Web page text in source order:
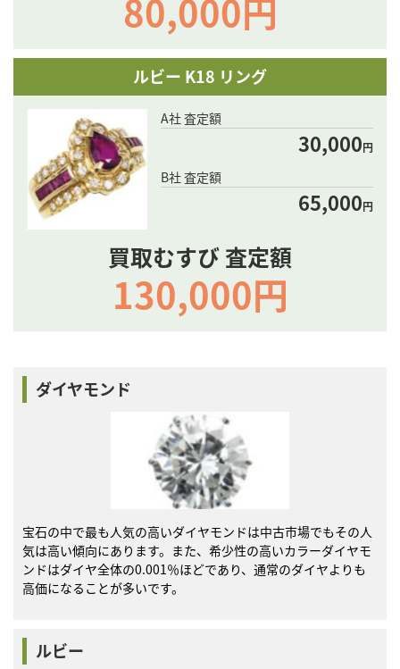
80,000円
ルビー K18 リング
A社 査定額
30,000円
B社 査定額
65,000円
買取むすび 査定額
130,000円
ダイヤモンド
宝石の中で最も人気の高いダイヤモンドは中古市場でもその人
気は高い傾向にあります。また、希少性の高いカラーダイヤモ
ンドはダイヤ全体の0.001％ほどであり、通常のダイヤよりも
高価になることが多いです。
ルビー